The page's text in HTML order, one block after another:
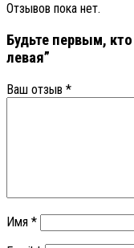
Отзывов пока нет.
Будьте первым,
левая”
Ваш отзыв *
Имя *